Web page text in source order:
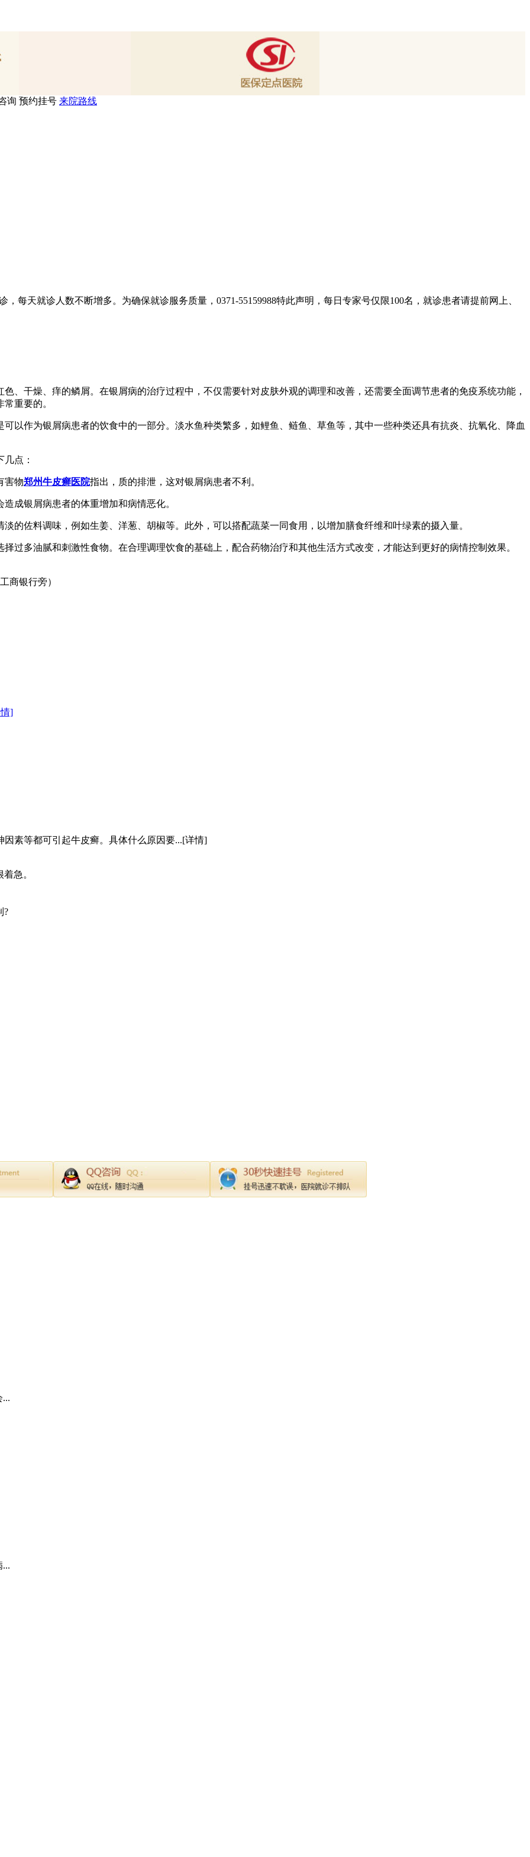
询 预约挂号 来院路线
每天就诊人数不断增多。为确保就诊服务质量，0371-55159988特此声明，每日专家号仅限100名，就诊患者请提前网上、
、干燥、痒的鳞屑。在银屑病的治疗过程中，不仅需要针对皮肤外观的调理和改善，还需要全面调节患者的免疫系统功能，
重要的。
以作为银屑病患者的饮食中的一部分。淡水鱼种类繁多，如鲤鱼、鲢鱼、草鱼等，其中一些种类还具有抗炎、抗氧化、降血
点：
害物郑州牛皮癣医院指出，质的排泄，这对银屑病患者不利。
成银屑病患者的体重增加和病情恶化。
的佐料调味，例如生姜、洋葱、胡椒等。此外，可以搭配蔬菜一同食用，以增加膳食纤维和叶绿素的摄入量。
过多油腻和刺激性食物。在合理调理饮食的基础上，配合药物治疗和其他生活方式改变，才能达到更好的病情控制效果。
商银行旁）
]
素等都可引起牛皮癣。具体什么原因要...[详情]
急。
?
...
...